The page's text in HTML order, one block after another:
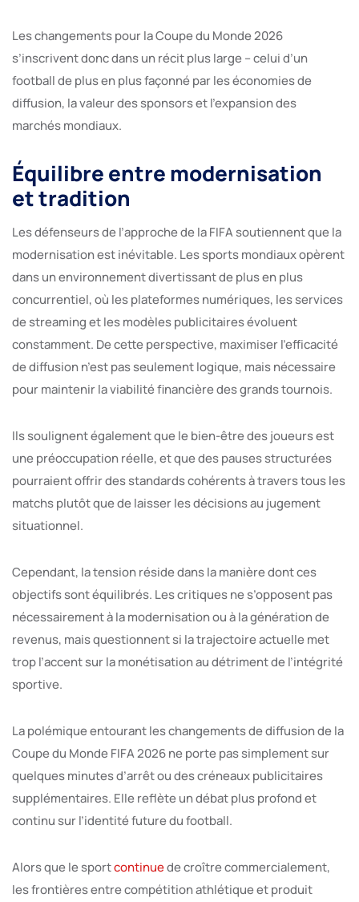
Les changements pour la Coupe du Monde 2026
s’inscrivent donc dans un récit plus large – celui d’un
football de plus en plus façonné par les économies de
diffusion, la valeur des sponsors et l’expansion des
marchés mondiaux.
Équilibre entre modernisation
et tradition
Les défenseurs de l’approche de la FIFA soutiennent que la
modernisation est inévitable. Les sports mondiaux opèrent
dans un environnement divertissant de plus en plus
concurrentiel, où les plateformes numériques, les services
de streaming et les modèles publicitaires évoluent
constamment. De cette perspective, maximiser l’efficacité
de diffusion n’est pas seulement logique, mais nécessaire
pour maintenir la viabilité financière des grands tournois.
Ils soulignent également que le bien-être des joueurs est
une préoccupation réelle, et que des pauses structurées
pourraient offrir des standards cohérents à travers tous les
matchs plutôt que de laisser les décisions au jugement
situationnel.
Cependant, la tension réside dans la manière dont ces
objectifs sont équilibrés. Les critiques ne s’opposent pas
nécessairement à la modernisation ou à la génération de
revenus, mais questionnent si la trajectoire actuelle met
trop l’accent sur la monétisation au détriment de l’intégrité
sportive.
La polémique entourant les changements de diffusion de la
Coupe du Monde FIFA 2026 ne porte pas simplement sur
quelques minutes d’arrêt ou des créneaux publicitaires
supplémentaires. Elle reflète un débat plus profond et
continu sur l’identité future du football.
Alors que le sportcontinuede croître commercialement,
les frontières entre compétition athlétique et produit